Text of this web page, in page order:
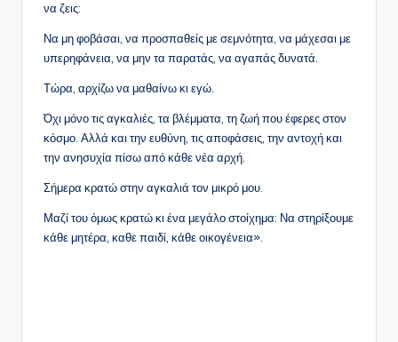
να ζεις:
Να μη φοβάσαι, να προσπαθείς με σεμνότητα, να μάχεσαι με
υπερηφάνεια, να μην τα παρατάς, να αγαπάς δυνατά.
Τώρα, αρχίζω να μαθαίνω κι εγώ.
Όχι μόνο τις αγκαλιές, τα βλέμματα, τη ζωή που έφερες στον
κόσμο. Αλλά και την ευθύνη, τις αποφάσεις, την αντοχή και
την ανησυχία πίσω από κάθε νέα αρχή.
Σήμερα κρατώ στην αγκαλιά τον μικρό μου.
Μαζί του όμως κρατώ κι ένα μεγάλο στοίχημα: Να στηρίξουμε
κάθε μητέρα, καθε παιδί, κάθε οικογένεια».